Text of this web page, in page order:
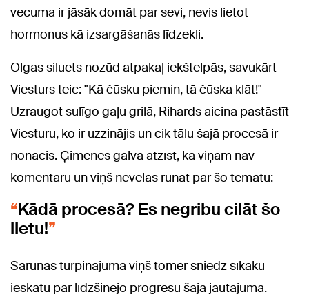
vecuma ir jāsāk domāt par sevi, nevis lietot
hormonus kā izsargāšanās līdzekli.
Olgas siluets nozūd atpakaļ iekštelpās, savukārt
Viesturs teic: "Kā čūsku piemin, tā čūska klāt!"
Uzraugot sulīgo gaļu grilā, Rihards aicina pastāstīt
Viesturu, ko ir uzzinājis un cik tālu šajā procesā ir
nonācis. Ģimenes galva atzīst, ka viņam nav
komentāru un viņš nevēlas runāt par šo tematu:
Kādā procesā? Es negribu cilāt šo
lietu!
Sarunas turpinājumā viņš tomēr sniedz sīkāku
ieskatu par līdzšinējo progresu šajā jautājumā.